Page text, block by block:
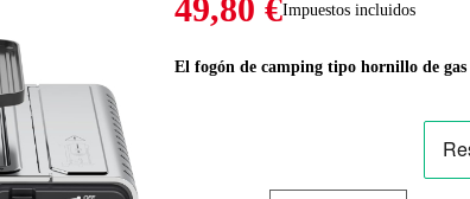
49,80 €Impuestos incluidos
El fogón de camping tipo hornillo de